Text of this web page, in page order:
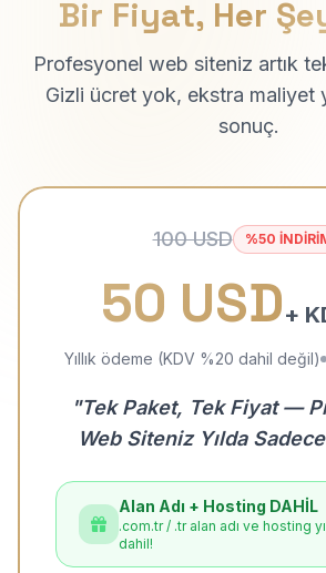
Bir Fiyat, Her
Profesyonel web siteniz artık
Gizli ücret yok, ekstra
sonuç.
100 USD %50
50 USD+
Yıllık ödeme (KDV %20 dahil değil)
"Tek Paket, Tek Fiyat —
Web Siteniz Yılda
Alan Adı + Hosting DAHİL
.com.tr / .tr alan adı ve hosting
dahil!